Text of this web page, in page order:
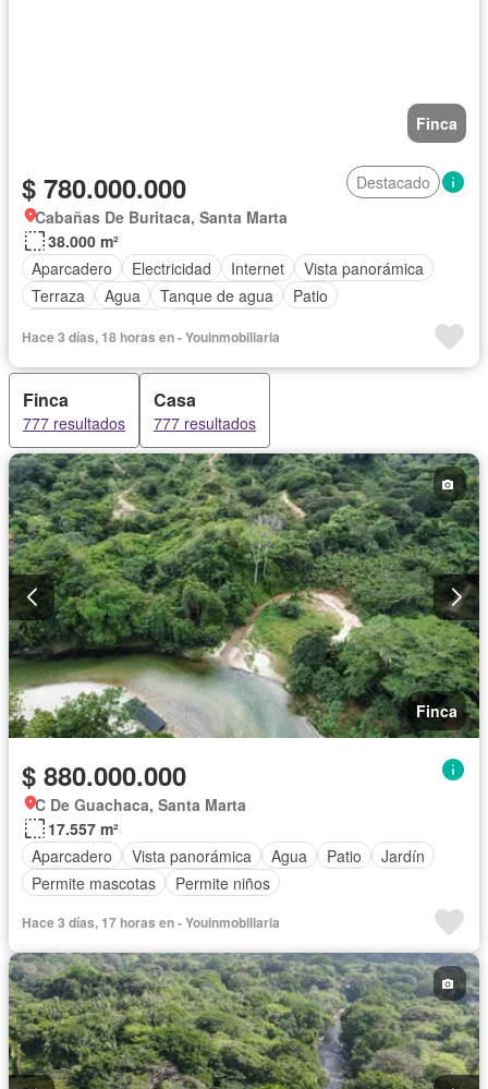
Finca
$ 780.000.000
Destacado
Cabañas De Buritaca, Santa Marta
38.000 m²
Aparcadero
Electricidad Internet
Vista panorámica
Terraza
Agua Tanque de agua
Patio
Hace 3 días, 18 horas en - Youinmobiliaria
Finca
777 resultados
Casa
777 resultados
Finca
$ 880.000.000
C De Guachaca, Santa Marta
17.557 m²
Aparcadero
Vista panorámica Agua Patio
Jardín
Permite mascotas
Permite niños
Hace 3 días, 17 horas en - Youinmobiliaria